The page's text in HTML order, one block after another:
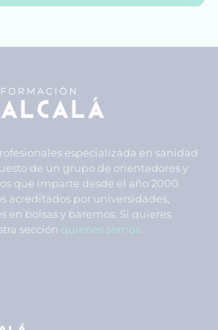
especializada en sanidad
de un grupo de orientadores y
que imparte desde el año 2000
acreditados por universidades,
en bolsas y baremos. Si quieres
sección quiénes somos